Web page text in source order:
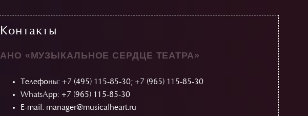
Контакты
АНО «МУЗЫКАЛЬНОЕ СЕРДЦЕ ТЕАТРА»
Телефоны: +7 (495) 115-85-30; +7 (965) 115-85-30
WhatsApp: +7 (965) 115-85-30
E-mail: manager@musicalheart.ru